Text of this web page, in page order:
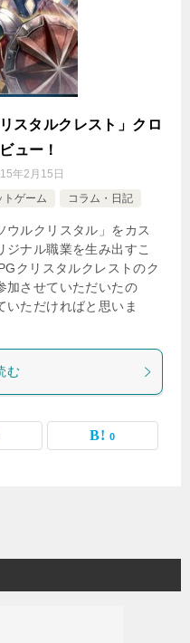
スタルクレスト」クロ
ュー！
年2月15日
トゲーム コラム・日記
ウルクリスタル」をカス
ジナル職業を生み出すこ
クリスタルクレストのク
加させていただいたの
いただければと思いま
む
0